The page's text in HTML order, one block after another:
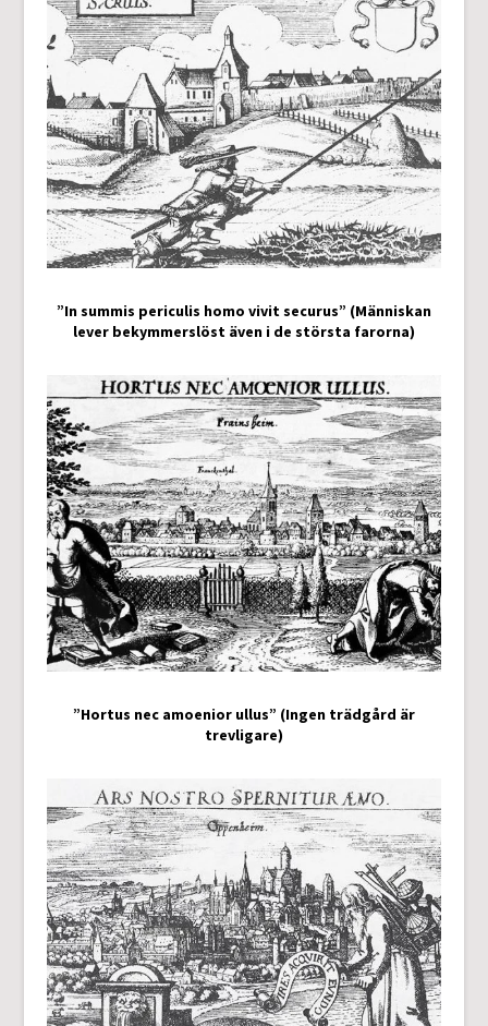
”In summis periculis homo vivit securus” (Människan
lever bekymmerslöst även i de största farorna)
”Hortus nec amoenior ullus” (Ingen trädgård är
trevligare)